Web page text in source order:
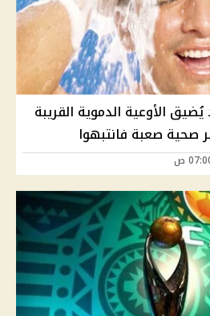
يُضيق الأوعية الدموية القريبة
صحية صعبة فانتبهوا